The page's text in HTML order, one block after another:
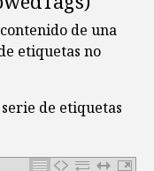
de una
etiquetas no
de etiquetas